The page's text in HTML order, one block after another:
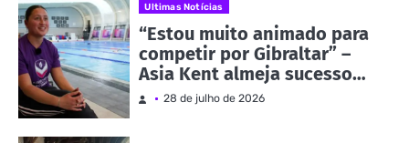
Ultimas Notícias
“Estou muito animado para
competir por Gibraltar” –
Asia Kent almeja sucesso
nos Jogos da
28 de julho de 2026